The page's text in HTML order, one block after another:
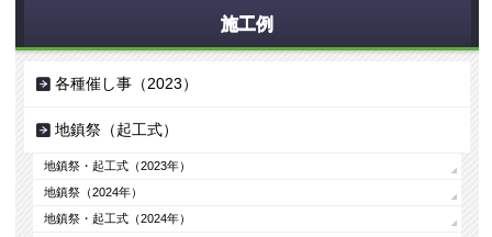
施工例
各種催し事（2023）
地鎮祭（起工式）
地鎮祭・起工式（2023年）
地鎮祭（2024年）
地鎮祭・起工式（2024年）